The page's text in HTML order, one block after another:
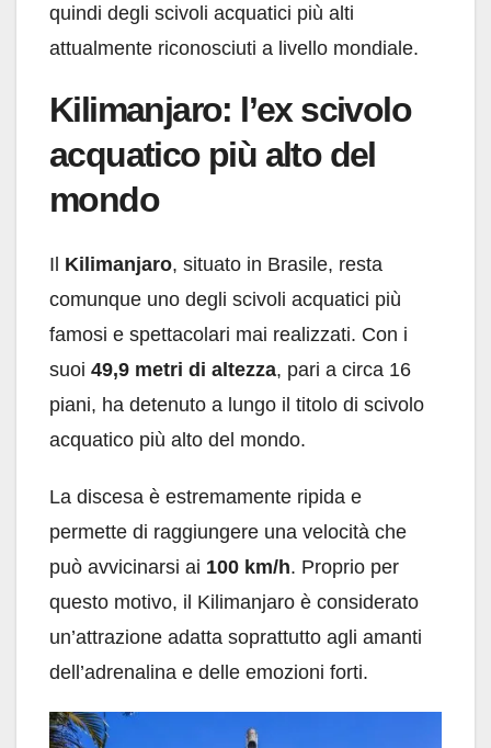
quindi degli scivoli acquatici più alti
attualmente riconosciuti a livello mondiale.
Kilimanjaro: l’ex scivolo
acquatico più alto del
mondo
Il Kilimanjaro, situato in Brasile, resta
comunque uno degli scivoli acquatici più
famosi e spettacolari mai realizzati. Con i
suoi 49,9 metri di altezza, pari a circa 16
piani, ha detenuto a lungo il titolo di scivolo
acquatico più alto del mondo.
La discesa è estremamente ripida e
permette di raggiungere una velocità che
può avvicinarsi ai 100 km/h. Proprio per
questo motivo, il Kilimanjaro è considerato
un’attrazione adatta soprattutto agli amanti
dell’adrenalina e delle emozioni forti.